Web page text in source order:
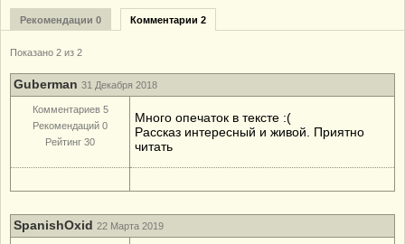
Рекомендации 0 Комментарии 2
Показано 2 из 2
Guberman 31 Декабря 2018
Комментариев 5
Рекомендаций 0
Рейтинг 30
Много опечаток в тексте :(
Рассказ интересный и живой. Приятно
читать
SpanishOxid 22 Марта 2019